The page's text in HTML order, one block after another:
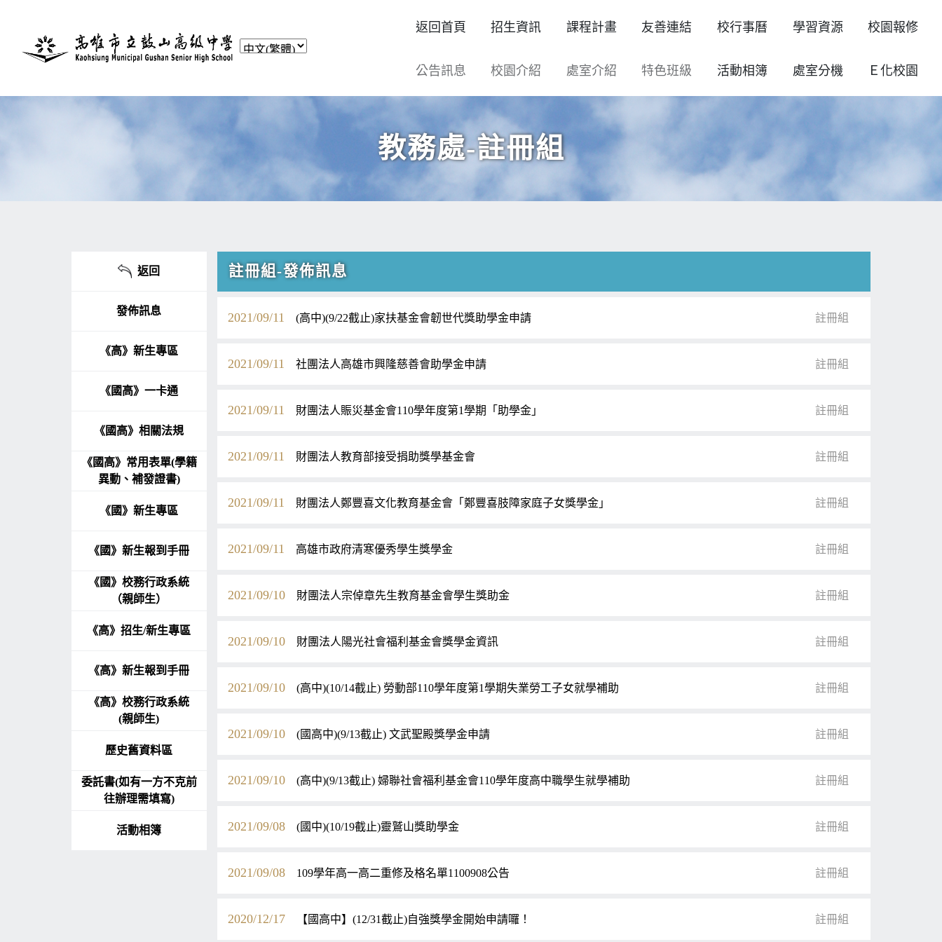
返回首頁 招生資訊 課程計畫 友善連結 校行事曆 學習資源 校園報修
公告訊息 校園介紹 處室介紹 特色班級 活動相簿 處室分機 Ｅ化校園
教務處-註冊組
返回
發佈訊息
《高》新生專區
《國高》一卡通
《國高》相關法規
《國高》常用表單(學籍
異動、補發證書)
《國》新生專區
《國》新生報到手冊
《國》校務行政系統
（親師生）
《高》招生/新生專區
《高》新生報到手冊
《高》校務行政系統
(親師生)
歷史舊資料區
委託書(如有一方不克前
往辦理需填寫)
活動相簿
註冊組-發佈訊息
2021/09/11 (高中)(9/22截止)家扶基金會韌世代獎助學金申請 註冊組
2021/09/11 社團法人高雄市興隆慈善會助學金申請 註冊組
2021/09/11 財團法人賑災基金會110學年度第1學期「助學金」 註冊組
2021/09/11 財團法人教育部接受捐助獎學基金會 註冊組
2021/09/11 財團法人鄭豐喜文化教育基金會「鄭豐喜肢障家庭子女獎學金」 註冊組
2021/09/11 高雄市政府清寒優秀學生獎學金 註冊組
2021/09/10 財團法人宗倬章先生教育基金會學生獎助金 註冊組
2021/09/10 財團法人陽光社會福利基金會獎學金資訊 註冊組
2021/09/10 (高中)(10/14截止) 勞動部110學年度第1學期失業勞工子女就學補助 註冊組
2021/09/10 (國高中)(9/13截止) 文武聖殿獎學金申請 註冊組
2021/09/10 (高中)(9/13截止) 婦聯社會福利基金會110學年度高中職學生就學補助 註冊組
2021/09/08 (國中)(10/19截止)靈鷲山獎助學金 註冊組
2021/09/08 109學年高一高二重修及格名單1100908公告 註冊組
2020/12/17 【國高中】(12/31截止)自強獎學金開始申請囉！ 註冊組